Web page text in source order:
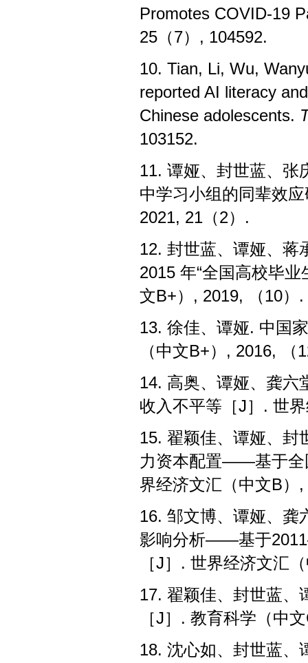
Promotes COVID-19
25（7）, 104592.
10. Tian, Li, Wu,
reported AI literacy
Chinese adolescents.
103152.
11. 谭娅、封世蓝、张
中学习小组的同辈效
2021, 21（2）.
12. 封世蓝、谭娅、蒋
2015 年“全国高校毕业
文B+） , 2019, （10）.
13. 徐佳、谭娅. 中国
（中文B+） , 2016, （
14. 高奥、谭娅、龚六
收入不平等 ［J］. 世
15. 翟颖佳、谭娅、封
力资本配置——基于全
界经济文汇（中文B） ,
16. 邹文博、谭娅、龚
影响分析——基于2011
［J］. 世界经济文汇
17. 翟颖佳、封世蓝、
［J］. 教育科学（中文
18. 沈心如、封世蓝、